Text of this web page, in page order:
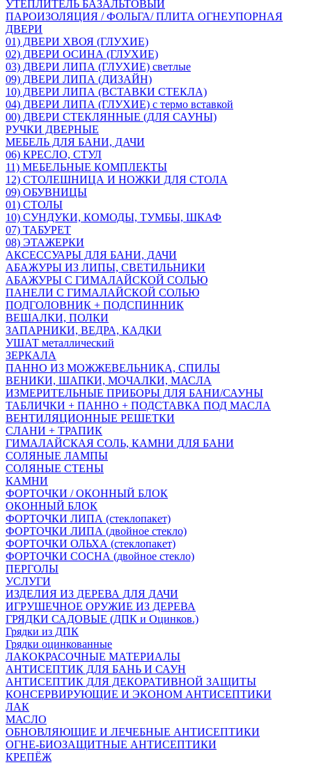
УТЕПЛИТЕЛЬ БАЗАЛЬТОВЫЙ
ПАРОИЗОЛЯЦИЯ / ФОЛЬГА/ ПЛИТА ОГНЕУПОРНАЯ
ДВЕРИ
01) ДВЕРИ ХВОЯ (ГЛУХИЕ)
02) ДВЕРИ ОСИНА (ГЛУХИЕ)
03) ДВЕРИ ЛИПА (ГЛУХИЕ) светлые
09) ДВЕРИ ЛИПА (ДИЗАЙН)
10) ДВЕРИ ЛИПА (ВСТАВКИ СТЕКЛА)
04) ДВЕРИ ЛИПА (ГЛУХИЕ) с термо вставкой
00) ДВЕРИ СТЕКЛЯННЫЕ (ДЛЯ САУНЫ)
РУЧКИ ДВЕРНЫЕ
МЕБЕЛЬ ДЛЯ БАНИ, ДАЧИ
06) КРЕСЛО, СТУЛ
11) МЕБЕЛЬНЫЕ КОМПЛЕКТЫ
12) СТОЛЕШНИЦА И НОЖКИ ДЛЯ СТОЛА
09) ОБУВНИЦЫ
01) СТОЛЫ
10) СУНДУКИ, КОМОДЫ, ТУМБЫ, ШКАФ
07) ТАБУРЕТ
08) ЭТАЖЕРКИ
АКСЕССУАРЫ ДЛЯ БАНИ, ДАЧИ
АБАЖУРЫ ИЗ ЛИПЫ, СВЕТИЛЬНИКИ
АБАЖУРЫ С ГИМАЛАЙСКОЙ СОЛЬЮ
ПАНЕЛИ С ГИМАЛАЙСКОЙ СОЛЬЮ
ПОДГОЛОВНИК + ПОДСПИННИК
ВЕШАЛКИ, ПОЛКИ
ЗАПАРНИКИ, ВЕДРА, КАДКИ
УШАТ металлический
ЗЕРКАЛА
ПАННО ИЗ МОЖЖЕВЕЛЬНИКА, СПИЛЫ
ВЕНИКИ, ШАПКИ, МОЧАЛКИ, МАСЛА
ИЗМЕРИТЕЛЬНЫЕ ПРИБОРЫ ДЛЯ БАНИ/САУНЫ
ТАБЛИЧКИ + ПАННО + ПОДСТАВКА ПОД МАСЛА
ВЕНТИЛЯЦИОННЫЕ РЕШЕТКИ
СЛАНИ + ТРАПИК
ГИМАЛАЙСКАЯ СОЛЬ, КАМНИ ДЛЯ БАНИ
СОЛЯНЫЕ ЛАМПЫ
СОЛЯНЫЕ СТЕНЫ
КАМНИ
ФОРТОЧКИ / ОКОННЫЙ БЛОК
ОКОННЫЙ БЛОК
ФОРТОЧКИ ЛИПА (стеклопакет)
ФОРТОЧКИ ЛИПА (двойное стекло)
ФОРТОЧКИ ОЛЬХА (стеклопакет)
ФОРТОЧКИ СОСНА (двойное стекло)
ПЕРГОЛЫ
УСЛУГИ
ИЗДЕЛИЯ ИЗ ДЕРЕВА ДЛЯ ДАЧИ
ИГРУШЕЧНОЕ ОРУЖИЕ ИЗ ДЕРЕВА
ГРЯДКИ САДОВЫЕ (ДПК и Оцинков.)
Грядки из ДПК
Грядки оцинкованные
ЛАКОКРАСОЧНЫЕ МАТЕРИАЛЫ
АНТИСЕПТИК ДЛЯ БАНЬ И САУН
АНТИСЕПТИК ДЛЯ ДЕКОРАТИВНОЙ ЗАЩИТЫ
КОНСЕРВИРУЮЩИЕ И ЭКОНОМ АНТИСЕПТИКИ
ЛАК
МАСЛО
ОБНОВЛЯЮЩИЕ И ЛЕЧЕБНЫЕ АНТИСЕПТИКИ
ОГНЕ-БИОЗАЩИТНЫЕ АНТИСЕПТИКИ
КРЕПЁЖ